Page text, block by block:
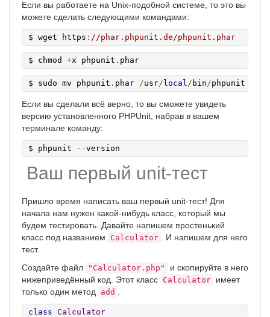
Если вы работаете на Unix-подобной системе, то это вы
можете сделать следующими командами:
$ wget https : //phar.phpunit.de/phpunit.phar
$ chmod +x phpunit . phar
$ sudo mv phpunit . phar /usr/ local / bin /phpunit
Если вы сделали всё верно, то вы сможете увидеть
версию установленного PHPUnit, набрав в вашем
терминале команду:
$ phpunit --version
Ваш первый unit-тест
Пришло время написать ваш первый unit-тест! Для
начала нам нужен какой-нибудь класс, который мы
будем тестировать. Давайте напишем простенький
класс под названием
Calculator
. И напишем для него
тест.
Создайте файл
"Calculator.php"
и скопируйте в него
нижеприведённый код. Этот класс Calculator имеет
только один метод
add
class Calculator